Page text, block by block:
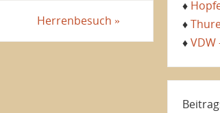
Herrenbesuch »
♦
♦
♦